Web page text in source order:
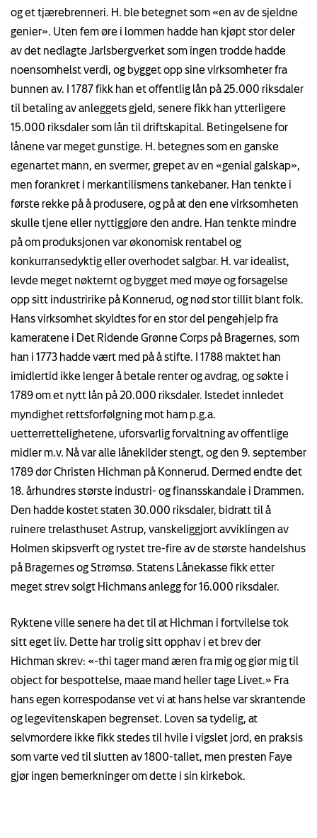
og et tjærebrenneri. H. ble betegnet som «en av de sjeldne
genier». Uten fem øre i lommen hadde han kjøpt stor deler
av det nedlagte Jarlsbergverket som ingen trodde hadde
noensomhelst verdi, og bygget opp sine virksomheter fra
bunnen av. I 1787 fikk han et offentlig lån på 25.000 riksdaler
til betaling av anleggets gjeld, senere fikk han ytterligere
15.000 riksdaler som lån til driftskapital. Betingelsene for
lånene var meget gunstige. H. betegnes som en ganske
egenartet mann, en svermer, grepet av en «genial galskap»,
men forankret i merkantilismens tankebaner. Han tenkte i
første rekke på å produsere, og på at den ene virksomheten
skulle tjene eller nyttiggjøre den andre. Han tenkte mindre
på om produksjonen var økonomisk rentabel og
konkurransedyktig eller overhodet salgbar. H. var idealist,
levde meget nøkternt og bygget med møye og forsagelse
opp sitt industririke på Konnerud, og nød stor tillit blant folk.
Hans virksomhet skyldtes for en stor del pengehjelp fra
kameratene i Det Ridende Grønne Corps på Bragernes, som
han i 1773 hadde vært med på å stifte. I 1788 maktet han
imidlertid ikke lenger å betale renter og avdrag, og søkte i
1789 om et nytt lån på 20.000 riksdaler. Istedet innledet
myndighet rettsforfølgning mot ham p.g.a.
uetterrettelighetene, uforsvarlig forvaltning av offentlige
midler m.v. Nå var alle lånekilder stengt, og den 9. september
1789 dør Christen Hichman på Konnerud. Dermed endte det
18. århundres største industri- og finansskandale i Drammen.
Den hadde kostet staten 30.000 riksdaler, bidratt til å
ruinere trelasthuset Astrup, vanskeliggjort avviklingen av
Holmen skipsverft og rystet tre-fire av de største handelshus
på Bragernes og Strømsø. Statens Lånekasse fikk etter
meget strev solgt Hichmans anlegg for 16.000 riksdaler.
Ryktene ville senere ha det til at Hichman i fortvilelse tok
sitt eget liv. Dette har trolig sitt opphav i et brev der
Hichman skrev: «-thi tager mand æren fra mig og giør mig til
object for bespottelse, maae mand heller tage Livet.» Fra
hans egen korrespodanse vet vi at hans helse var skrantende
og legevitenskapen begrenset. Loven sa tydelig, at
selvmordere ikke fikk stedes til hvile i vigslet jord, en praksis
som varte ved til slutten av 1800-tallet, men presten Faye
gjør ingen bemerkninger om dette i sin kirkebok.